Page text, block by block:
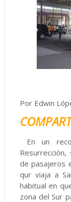
Por Edwin
En un
de pasajeros
qur viaja a
habitual en
zona del Sur